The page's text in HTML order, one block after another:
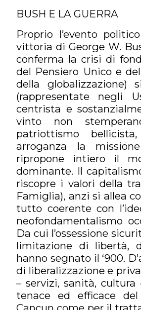
BUSH E LA GUERRA
Proprio l’evento
vittoria di George W.
conferma la crisi di
del Pensiero Unico e
della globalizzazione)
(rappresentate negli
centrista e
vinto non
patriottismo
arroganza la
ripropone intiero il
dominante. Il
riscopre i valori della
Famiglia), anzi si allea
tutto coerente con
neofondamentalismo
Da cui l’ossessione
limitazione di libertà,
hanno segnato il ‘900.
di liberalizzazione e
– servizi, sanità, cultura
tenace ed efficace